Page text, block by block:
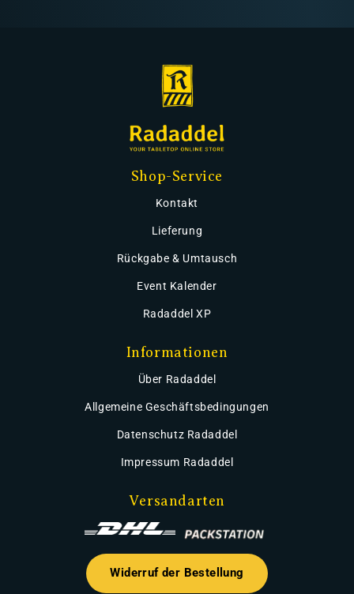
Shop-Service
Kontakt
Lieferung
Rückgabe & Umtausch
Event Kalender
Radaddel XP
Informationen
Über Radaddel
Allgemeine Geschäftsbedingungen
Datenschutz Radaddel
Impressum Radaddel
Versandarten
Widerruf der Bestellung